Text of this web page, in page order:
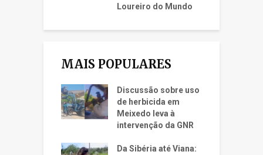
Loureiro do Mundo
MAIS POPULARES
Discussão sobre uso
de herbicida em
Meixedo leva à
intervenção da GNR
Da Sibéria até Viana: